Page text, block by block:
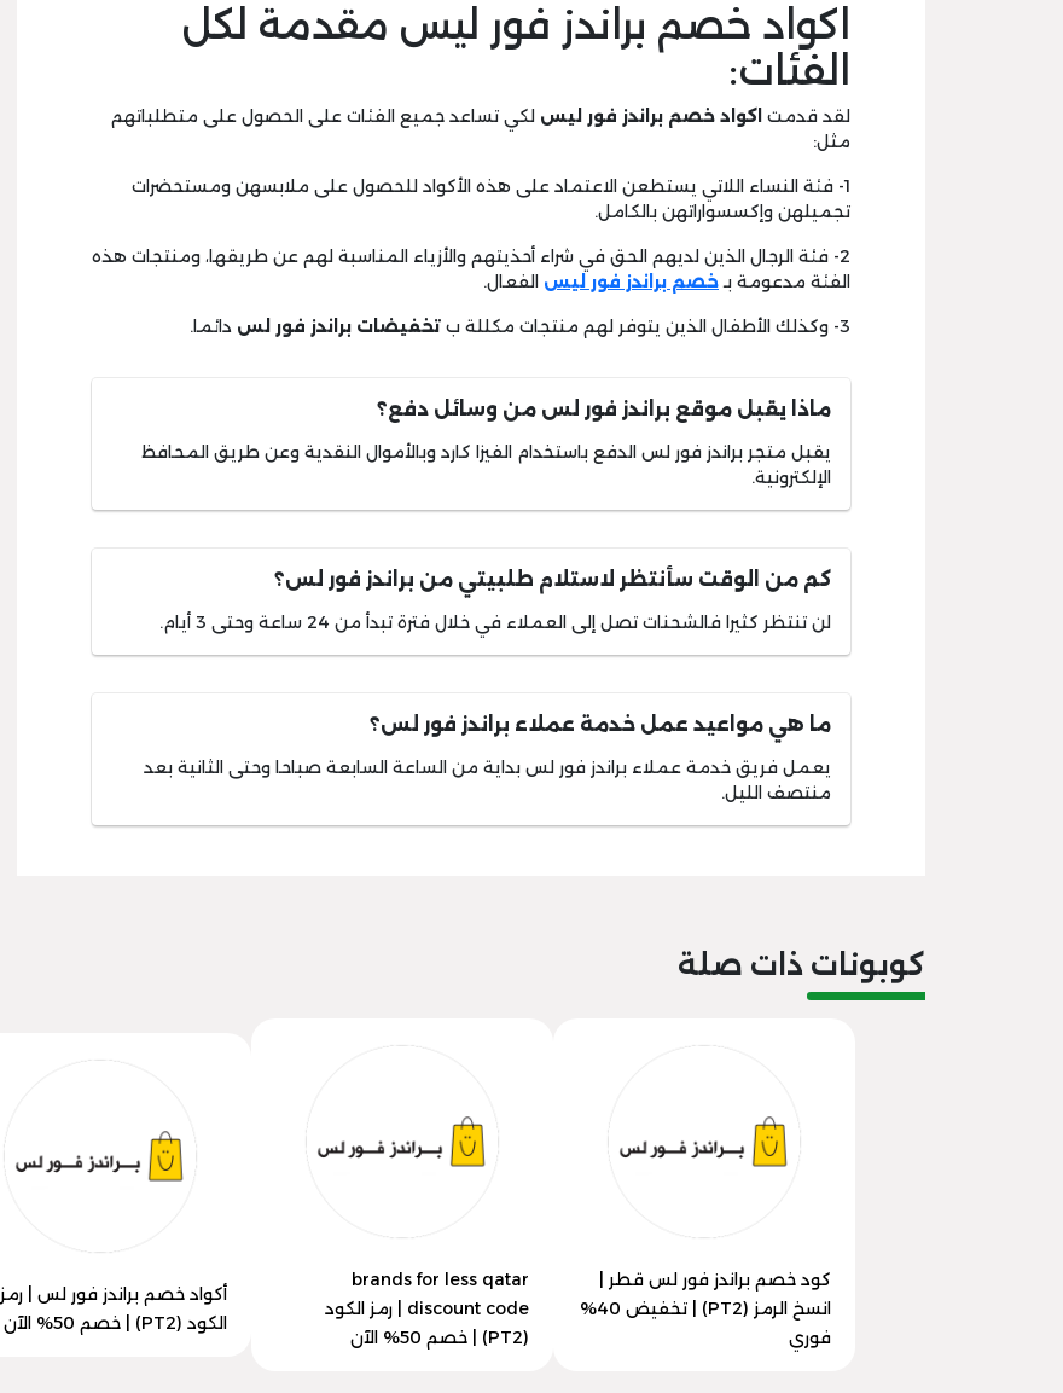
اكواد خصم براندز فور ليس مقدمة لكل
الفئات:
لقد قدمت اكواد خصم براندز فور ليس لكي تساعد جميع الفئات على الحصول على متطلباتهم
مثل:
1- فئة النساء اللاتي يستطعن الاعتماد على هذه الأكواد للحصول على ملابسهن ومستحضرات
تجميلهن وإكسسواراتهن بالكامل.
2- فئة الرجال الذين لديهم الحق في شراء أحذيتهم والأزياء المناسبة لهم عن طريقها، ومنتجات هذه
الفئة مدعومة بـخصم براندز فور ليس الفعال.
3- وكذلك الأطفال الذين يتوفر لهم منتجات مكللة ب تخفيضات براندز فور لس دائما.
ماذا يقبل موقع براندز فور لس من وسائل دفع؟
يقبل متجر براندز فور لس الدفع باستخدام الفيزا كارد وبالأموال النقدية وعن طريق المحافظ
الإلكترونية.
كم من الوقت سأنتظر لاستلام طلبيتي من براندز فور لس؟
لن تنتظر كثيرا فالشحنات تصل إلى العملاء في خلال فترة تبدأ من 24 ساعة وحتى 3 أيام.
ما هي مواعيد عمل خدمة عملاء براندز فور لس؟
يعمل فريق خدمة عملاء براندز فور لس بداية من الساعة السابعة صباحا وحتى الثانية بعد
منتصف الليل.
كوبونات ذات صلة
كود خصم براندز فور لس قطر |
انسخ الرمز (PT2) | تخفيض 40%
فوري
brands for less qatar
discount code | رمز الكود
(PT2) | خصم 50% الآن
أكواد خصم براندز فور لس | رمز
الكود (PT2) | خصم 50% الآن